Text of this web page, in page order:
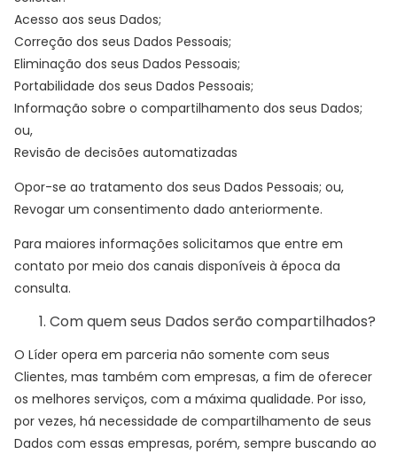
Acesso aos seus Dados;
Correção dos seus Dados Pessoais;
Eliminação dos seus Dados Pessoais;
Portabilidade dos seus Dados Pessoais;
Informação sobre o compartilhamento dos seus Dados;
ou,
Revisão de decisões automatizadas
Opor-se ao tratamento dos seus Dados Pessoais; ou,
Revogar um consentimento dado anteriormente.
Para maiores informações solicitamos que entre em
contato por meio dos canais disponíveis à época da
consulta.
Com quem seus Dados serão compartilhados?
O Líder opera em parceria não somente com seus
Clientes, mas também com empresas, a fim de oferecer
os melhores serviços, com a máxima qualidade. Por isso,
por vezes, há necessidade de compartilhamento de seus
Dados com essas empresas, porém, sempre buscando ao